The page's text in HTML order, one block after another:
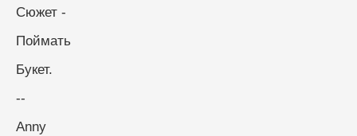
Сюжет -
Поймать
Букет.
--
Anny